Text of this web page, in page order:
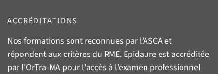
ACCRÉDITATIONS
Nos formations sont reconnues par l’ASCAet
répondent aux critères du RME. Epidaure est accréditée
par l'OrTra-MA pour l'accès à l'examen professionnel